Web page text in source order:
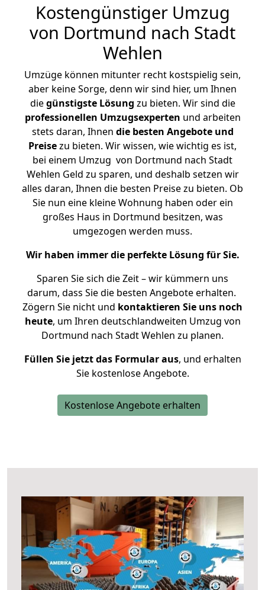
Kostengünstiger Umzug
von Dortmund nach Stadt
Wehlen
Umzüge können mitunter recht kostspielig sein,
aber keine Sorge, denn wir sind hier, um Ihnen
diegünstigste Lösung zu bieten. Wir sind die
professionellen Umzugsexperten und arbeiten
stets daran, Ihnen die besten Angebote und
Preisezu bieten. Wir wissen, wie wichtig es ist,
bei einem Umzug von Dortmund nach Stadt
Wehlen Geld zu sparen, und deshalb setzen wir
alles daran, Ihnen die besten Preise zu bieten. Ob
Sie nun eine kleine Wohnung haben oder ein
großes Haus in Dortmund besitzen, was
umgezogen werden muss.
Wir haben immer die perfekte Lösung für Sie.
Sparen Sie sich die Zeit – wir kümmern uns
darum, dass Sie die besten Angebote erhalten.
Zögern Sie nicht und kontaktieren Sie uns noch
heute, um Ihren deutschlandweiten Umzug von
Dortmund nach Stadt Wehlen zu planen.
Füllen Sie jetzt das Formular aus, und erhalten
Sie kostenlose Angebote.
Kostenlose Angebote erhalten